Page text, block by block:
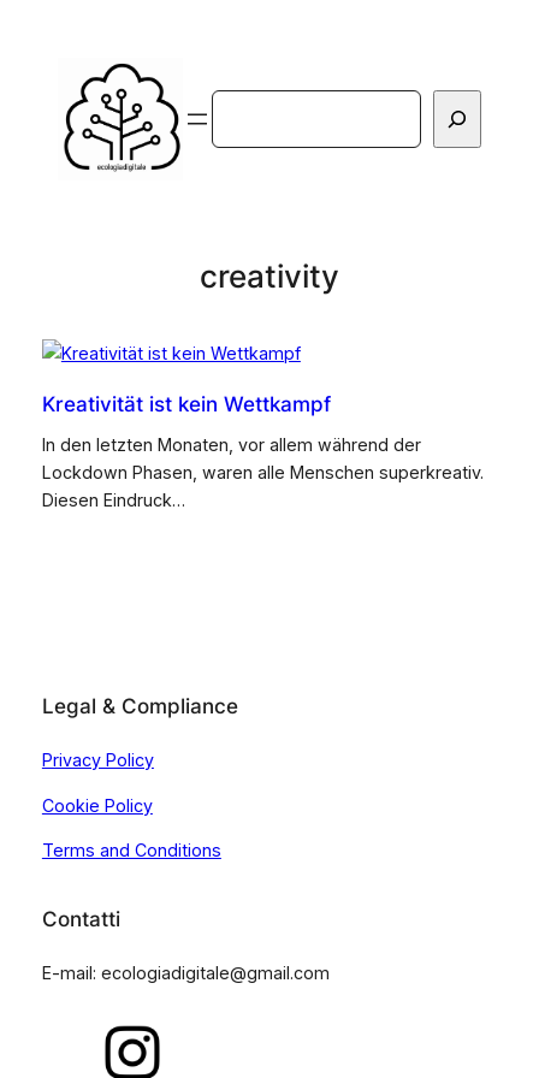
contenuto
Cerca
creativity
Kreativität ist kein Wettkampf
In den letzten Monaten, vor allem während der
Lockdown Phasen, waren alle Menschen superkreativ.
Diesen Eindruck…
Legal & Compliance
Privacy Policy
Cookie Policy
Terms and Conditions
Contatti
E-mail: ecologiadigitale@gmail.com